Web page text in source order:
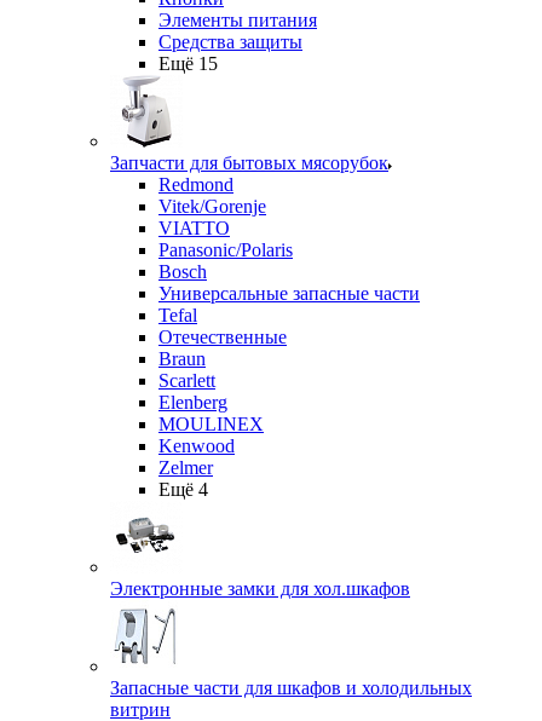
Элементы питания
Средства защиты
Ещё 15
Запчасти для бытовых мясорубок
Redmond
Vitek/Gorenje
VIATTO
Panasonic/Polaris
Bosch
Универсальные запасные части
Tefal
Отечественные
Braun
Scarlett
Elenberg
MOULINEX
Kenwood
Zelmer
Ещё 4
Электронные замки для хол.шкафов
Запасные части для шкафов и холодильных
витрин